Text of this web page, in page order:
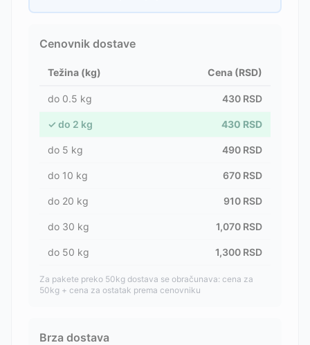
Cenovnik dostave
Težina (kg) Cena (RSD)
do 0.5 kg 430 RSD
✓ do 2 kg 430 RSD
do 5 kg 490 RSD
do 10 kg 670 RSD
do 20 kg 910 RSD
do 30 kg 1,070 RSD
do 50 kg 1,300 RSD
Za pakete preko 50kg dostava se obračunava: cena za
50kg + cena za ostatak prema cenovniku
Brza dostava